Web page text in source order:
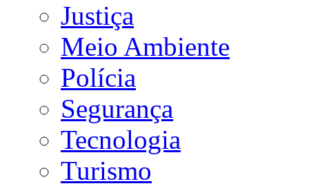
Justiça
Meio Ambiente
Polícia
Segurança
Tecnologia
Turismo